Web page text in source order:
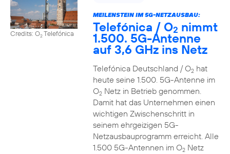
Credits: O2Telefónica
MEILENSTEIN IM 5G-NETZAUSBAU:
Telefónica / O2 nimmt
1.500. 5G-Antenne
auf 3,6 GHz ins Netz
Telefónica Deutschland / O2hat
heute seine 1.500. 5G-Antenne im
O2Netz in Betrieb genommen.
Damit hat das Unternehmen einen
wichtigen Zwischenschritt in
seinem ehrgeizigen 5G-
Netzausbauprogramm erreicht. Alle
1.500 5G-Antennen im O2Netz